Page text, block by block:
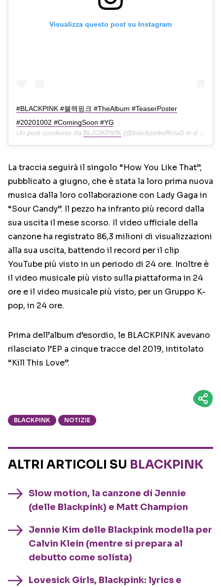
Visualizza questo post su Instagram
#BLACKPINK #블랙핑크 #TheAlbum #TeaserPoster
#20201002 #ComingSoon #YG
Un post condiviso da BLΛƆKPIИK (@blackpinkofficial) in data:
La traccia seguirà il singolo “How You Like That”,
pubblicato a giugno, che è stata la loro prima nuova
musica dalla loro collaborazione con Lady Gaga in
“Sour Candy”. Il pezzo ha infranto più record dalla
sua uscita il mese scorso. Il video ufficiale della
canzone ha registrato 86,3 milioni di visualizzazioni
alla sua uscita, battendo il record per il clip
YouTube più visto in un periodo di 24 ore. Inoltre è
il video musicale più visto sulla piattaforma in 24
ore e il video musicale più visto, per un Gruppo K-
pop, in 24 ore.
Prima dell’album d’esordio, le BLACKPINK avevano
rilasciato l’EP a cinque tracce del 2019, intitolato
“Kill This Love”.
BLACKPINK NOTIZIE
ALTRI ARTICOLI SU BLACKPINK
Slow motion, la canzone di Jennie
(delle Blackpink) e Matt Champion
Jennie Kim delle Blackpink modella per
Calvin Klein (mentre si prepara al
debutto come solista)
Lovesick Girls, Blackpink: lyrics e